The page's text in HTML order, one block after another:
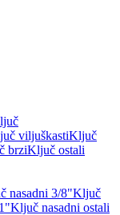
viljuškastiKljuč
brziKljuč ostali
nasadni 3/8"Ključ
Ključ nasadni ostali